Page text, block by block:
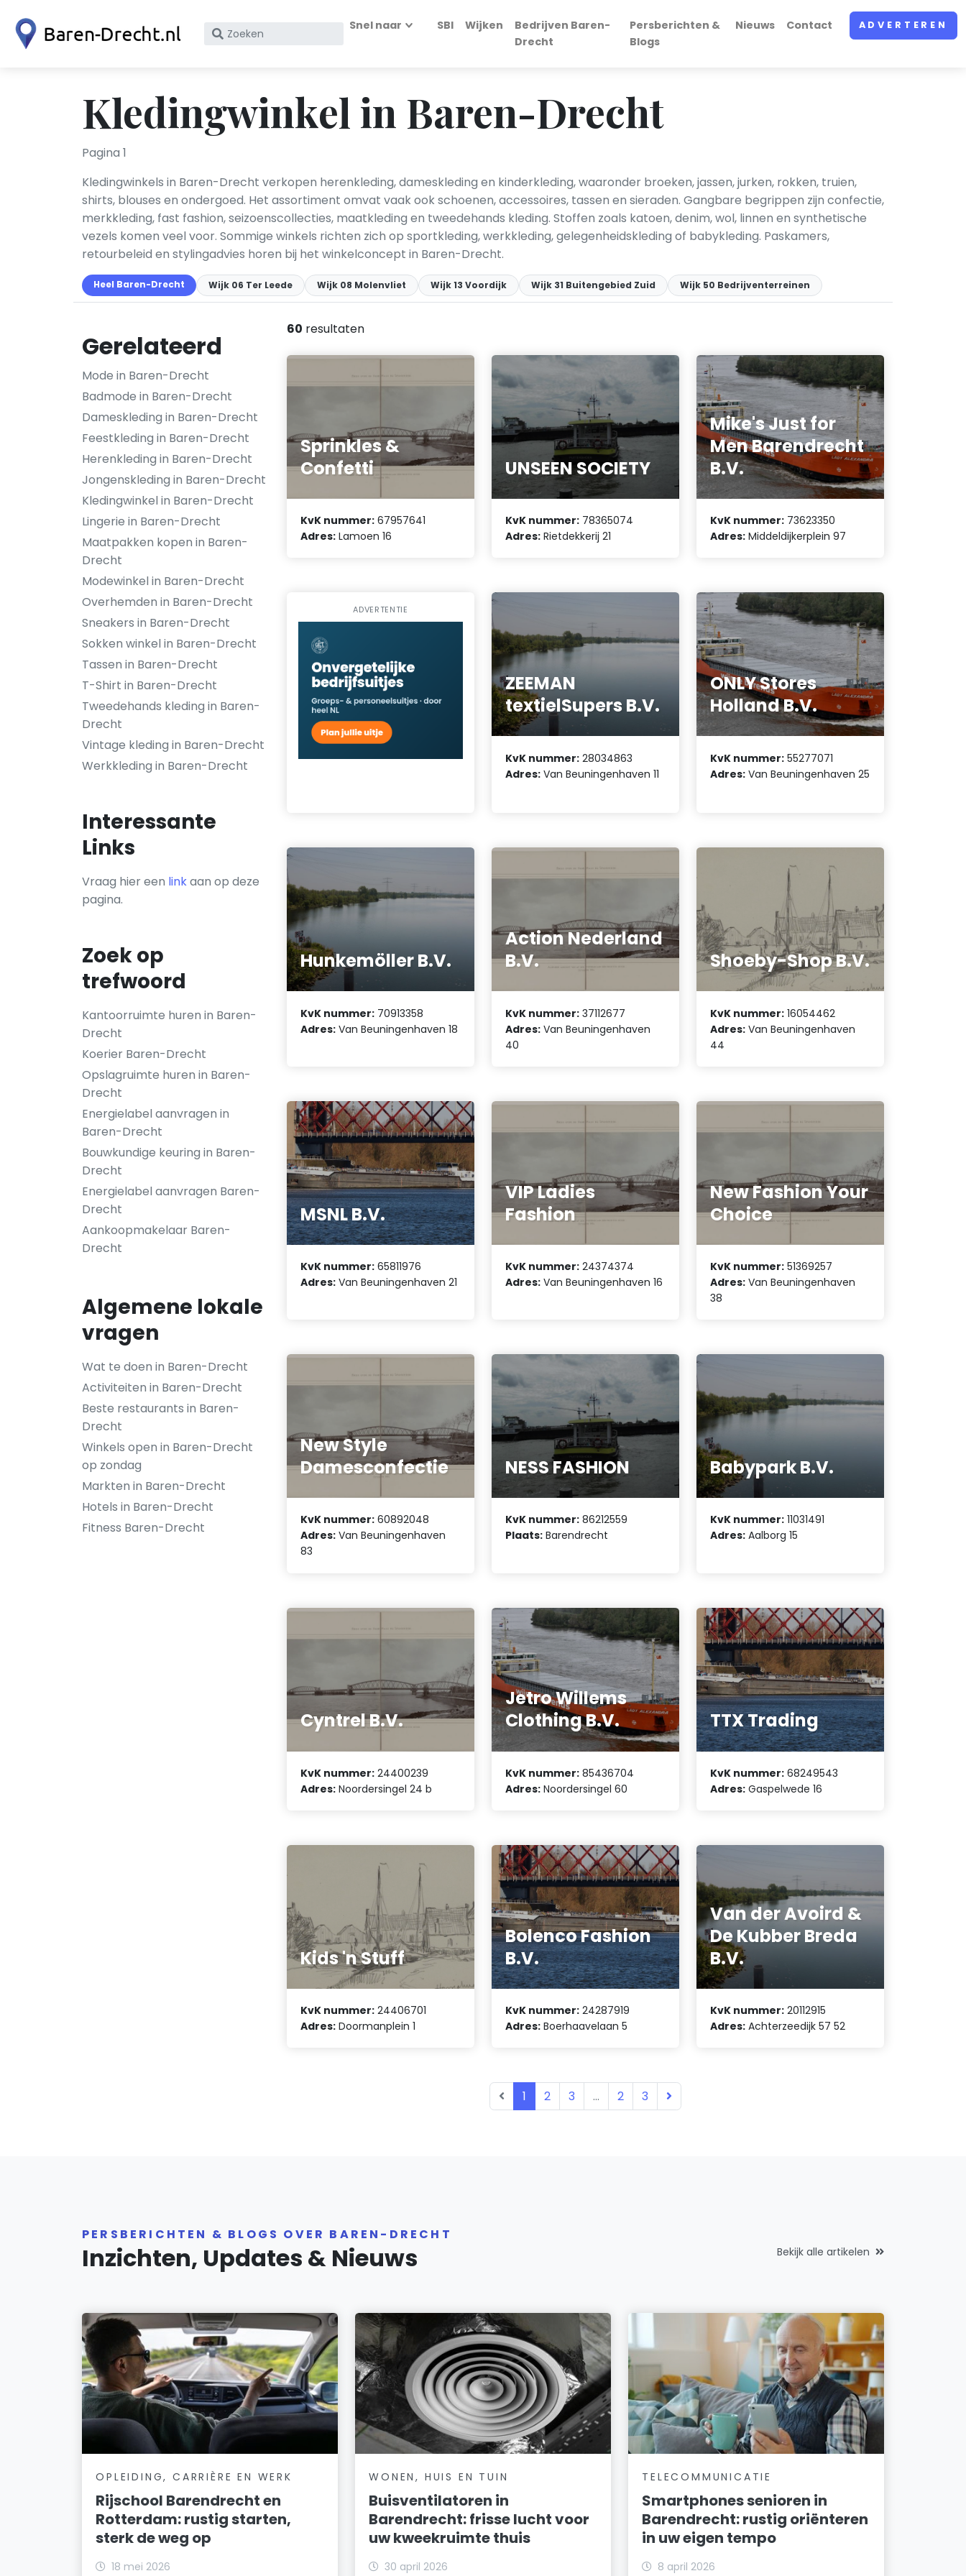
Zoek
KvK
nummer
Snel naar SBI Wijken
Bedrijven Baren-
Drecht
Persberichten &
Blogs
Nieuws Contact ADVERTEREN
Kledingwinkel in Baren-Drecht
Pagina 1
Kledingwinkels in Baren-Drecht verkopen herenkleding, dameskleding en kinderkleding, waaronder broeken, jassen, jurken, rokken, truien,
shirts, blouses en ondergoed. Het assortiment omvat vaak ook schoenen, accessoires, tassen en sieraden. Gangbare begrippen zijn confectie,
merkkleding, fast fashion, seizoenscollecties, maatkleding en tweedehands kleding. Stoffen zoals katoen, denim, wol, linnen en synthetische
vezels komen veel voor. Sommige winkels richten zich op sportkleding, werkkleding, gelegenheidskleding of babykleding. Paskamers,
retourbeleid en stylingadvies horen bij het winkelconcept in Baren-Drecht.
Heel Baren-Drecht Wijk 06 Ter Leede Wijk 08 Molenvliet Wijk 13 Voordijk Wijk 31 Buitengebied Zuid Wijk 50 Bedrijventerreinen
Gerelateerd
Mode in Baren-Drecht
Badmode in Baren-Drecht
Dameskleding in Baren-Drecht
Feestkleding in Baren-Drecht
Herenkleding in Baren-Drecht
Jongenskleding in Baren-Drecht
Kledingwinkel in Baren-Drecht
Lingerie in Baren-Drecht
Maatpakken kopen in Baren-
Drecht
Modewinkel in Baren-Drecht
Overhemden in Baren-Drecht
Sneakers in Baren-Drecht
Sokken winkel in Baren-Drecht
Tassen in Baren-Drecht
T-Shirt in Baren-Drecht
Tweedehands kleding in Baren-
Drecht
Vintage kleding in Baren-Drecht
Werkkleding in Baren-Drecht
Interessante
Links
Vraag hier een linkaan op deze
pagina.
Zoek op
trefwoord
Kantoorruimte huren in Baren-
Drecht
Koerier Baren-Drecht
Opslagruimte huren in Baren-
Drecht
Energielabel aanvragen in
Baren-Drecht
Bouwkundige keuring in Baren-
Drecht
Energielabel aanvragen Baren-
Drecht
Aankoopmakelaar Baren-
Drecht
Algemene lokale
vragen
Wat te doen in Baren-Drecht
Activiteiten in Baren-Drecht
Beste restaurants in Baren-
Drecht
Winkels open in Baren-Drecht
op zondag
Markten in Baren-Drecht
Hotels in Baren-Drecht
Fitness Baren-Drecht
60 resultaten
Sprinkles &
Confetti
KvK nummer: 67957641
Adres: Lamoen 16
UNSEEN SOCIETY
KvK nummer: 78365074
Adres: Rietdekkerij 21
Mike's Just for
Men Barendrecht
B.V.
KvK nummer: 73623350
Adres: Middeldijkerplein 97
ADVERTENTIE
ZEEMAN
textielSupers B.V.
KvK nummer: 28034863
Adres: Van Beuningenhaven 11
ONLY Stores
Holland B.V.
KvK nummer: 55277071
Adres: Van Beuningenhaven 25
Hunkemöller B.V.
KvK nummer: 70913358
Adres: Van Beuningenhaven 18
Action Nederland
B.V.
KvK nummer: 37112677
Adres: Van Beuningenhaven
40
Shoeby-Shop B.V.
KvK nummer: 16054462
Adres: Van Beuningenhaven
44
MSNL B.V.
KvK nummer: 65811976
Adres: Van Beuningenhaven 21
VIP Ladies
Fashion
KvK nummer: 24374374
Adres: Van Beuningenhaven 16
New Fashion Your
Choice
KvK nummer: 51369257
Adres: Van Beuningenhaven
38
New Style
Damesconfectie
KvK nummer: 60892048
Adres: Van Beuningenhaven
83
NESS FASHION
KvK nummer: 86212559
Plaats: Barendrecht
Babypark B.V.
KvK nummer: 11031491
Adres: Aalborg 15
Cyntrel B.V.
KvK nummer: 24400239
Adres: Noordersingel 24 b
Jetro Willems
Clothing B.V.
KvK nummer: 85436704
Adres: Noordersingel 60
TTX Trading
KvK nummer: 68249543
Adres: Gaspelwede 16
Kids 'n Stuff
KvK nummer: 24406701
Adres: Doormanplein 1
Bolenco Fashion
B.V.
KvK nummer: 24287919
Adres: Boerhaavelaan 5
Van der Avoird &
De Kubber Breda
B.V.
KvK nummer: 20112915
Adres: Achterzeedijk 57 52
1 2 3 ... 2 3
PERSBERICHTEN & BLOGS OVER BAREN-DRECHT
Inzichten, Updates & Nieuws Bekijk alle artikelen
OPLEIDING, CARRIÈRE EN WERK
Rijschool Barendrecht en
Rotterdam: rustig starten,
sterk de weg op
18 mei 2026
WONEN, HUIS EN TUIN
Buisventilatoren in
Barendrecht: frisse lucht voor
uw kweekruimte thuis
30 april 2026
TELECOMMUNICATIE
Smartphones senioren in
Barendrecht: rustig oriënteren
in uw eigen tempo
8 april 2026